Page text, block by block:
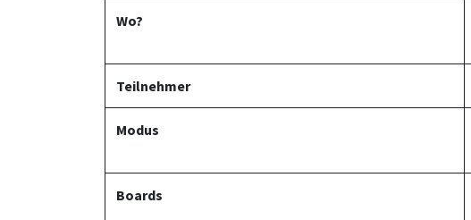
Wo?
Teilnehmer
Modus
Boards